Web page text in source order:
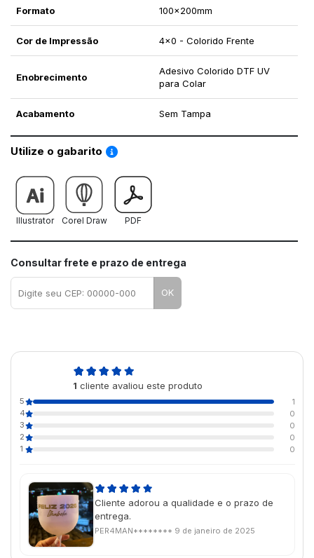
Formato 100x200mm
Cor de Impressão 4x0 - Colorido Frente
Enobrecimento
Adesivo Colorido DTF UV
para Colar
Acabamento Sem Tampa
Utilize o gabarito Saiba como utilizar os nossos gabaritos
Illustrator Corel Draw PDF
Consultar frete e prazo de entrega
OK
1 cliente avaliou este produto
5
1
4
0
3
0
2
0
1
0
Cliente adorou a qualidade e o prazo de
entrega.
PER4MAN******** 9 de janeiro de 2025